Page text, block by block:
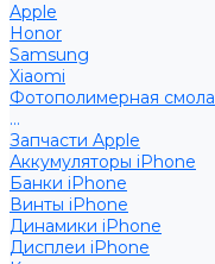
Apple
Honor
Samsung
Xiaomi
Фотополимерная смола
...
Запчасти Apple
Аккумуляторы iPhone
Банки iPhone
Винты iPhone
Динамики iPhone
Дисплеи iPhone